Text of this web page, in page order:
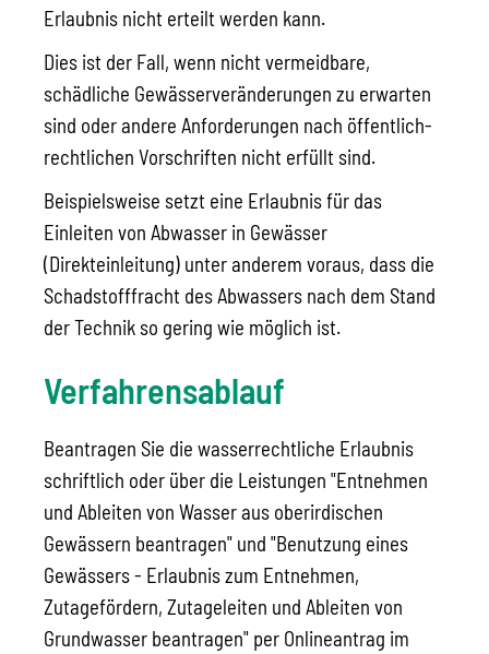
Erlaubnis nicht erteilt werden kann.
Dies ist der Fall, wenn nicht vermeidbare,
schädliche Gewässerveränderungen zu erwarten
sind oder andere Anforderungen nach öffentlich-
rechtlichen Vorschriften nicht erfüllt sind.
Beispielsweise setzt eine Erlaubnis für das
Einleiten von Abwasser in Gewässer
(Direkteinleitung) unter anderem voraus, dass die
Schadstofffracht des Abwassers nach dem Stand
der Technik so gering wie möglich ist.
Verfahrensablauf
Beantragen Sie die wasserrechtliche Erlaubnis
schriftlich oder über die Leistungen "Entnehmen
und Ableiten von Wasser aus oberirdischen
Gewässern beantragen" und "Benutzung eines
Gewässers - Erlaubnis zum Entnehmen,
Zutagefördern, Zutageleiten und Ableiten von
Grundwasser beantragen" per Onlineantrag im